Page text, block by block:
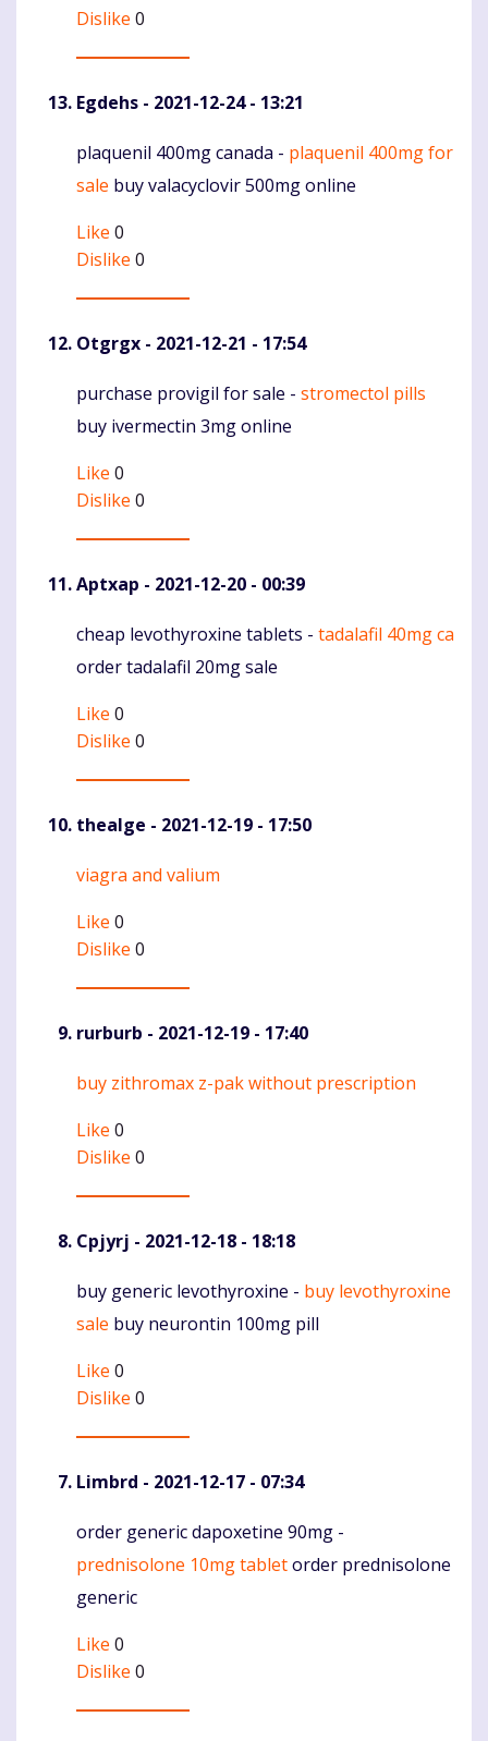
Dislike 0
Egdehs - 2021-12-24 - 13:21
Komentaras
plaquenil 400mg canada - plaquenil 400mg for
sale buy valacyclovir 500mg online
Like 0
Dislike 0
Otgrgx - 2021-12-21 - 17:54
Komentaras
purchase provigil for sale - stromectol pills
buy ivermectin 3mg online
Like 0
Dislike 0
Aptxap - 2021-12-20 - 00:39
Komentaras
cheap levothyroxine tablets - tadalafil 40mg ca
order tadalafil 20mg sale
Like 0
Dislike 0
thealge - 2021-12-19 - 17:50
Komentaras
viagra and valium
Like 0
Dislike 0
rurburb - 2021-12-19 - 17:40
Komentaras
buy zithromax z-pak without prescription
Like 0
Dislike 0
Cpjyrj - 2021-12-18 - 18:18
Komentaras
buy generic levothyroxine - buy levothyroxine
sale buy neurontin 100mg pill
Like 0
Dislike 0
Limbrd - 2021-12-17 - 07:34
Komentaras
order generic dapoxetine 90mg -
prednisolone 10mg tabletorder prednisolone
generic
Like 0
Dislike 0